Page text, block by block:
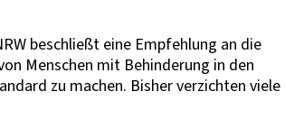
beschließt eine Empfehlung an die
Menschen mit Behinderung in den
zu machen. Bisher verzichten viele